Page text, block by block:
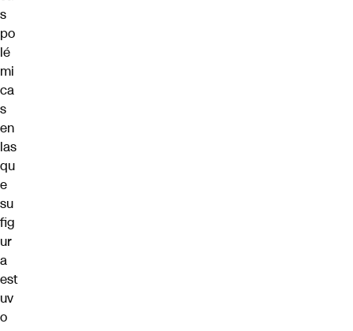
s
po
lé
mi
ca
s
en
las
qu
e
su
fig
ur
a
est
uv
o